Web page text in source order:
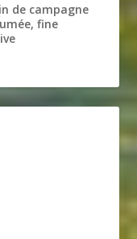
de campagne
fine